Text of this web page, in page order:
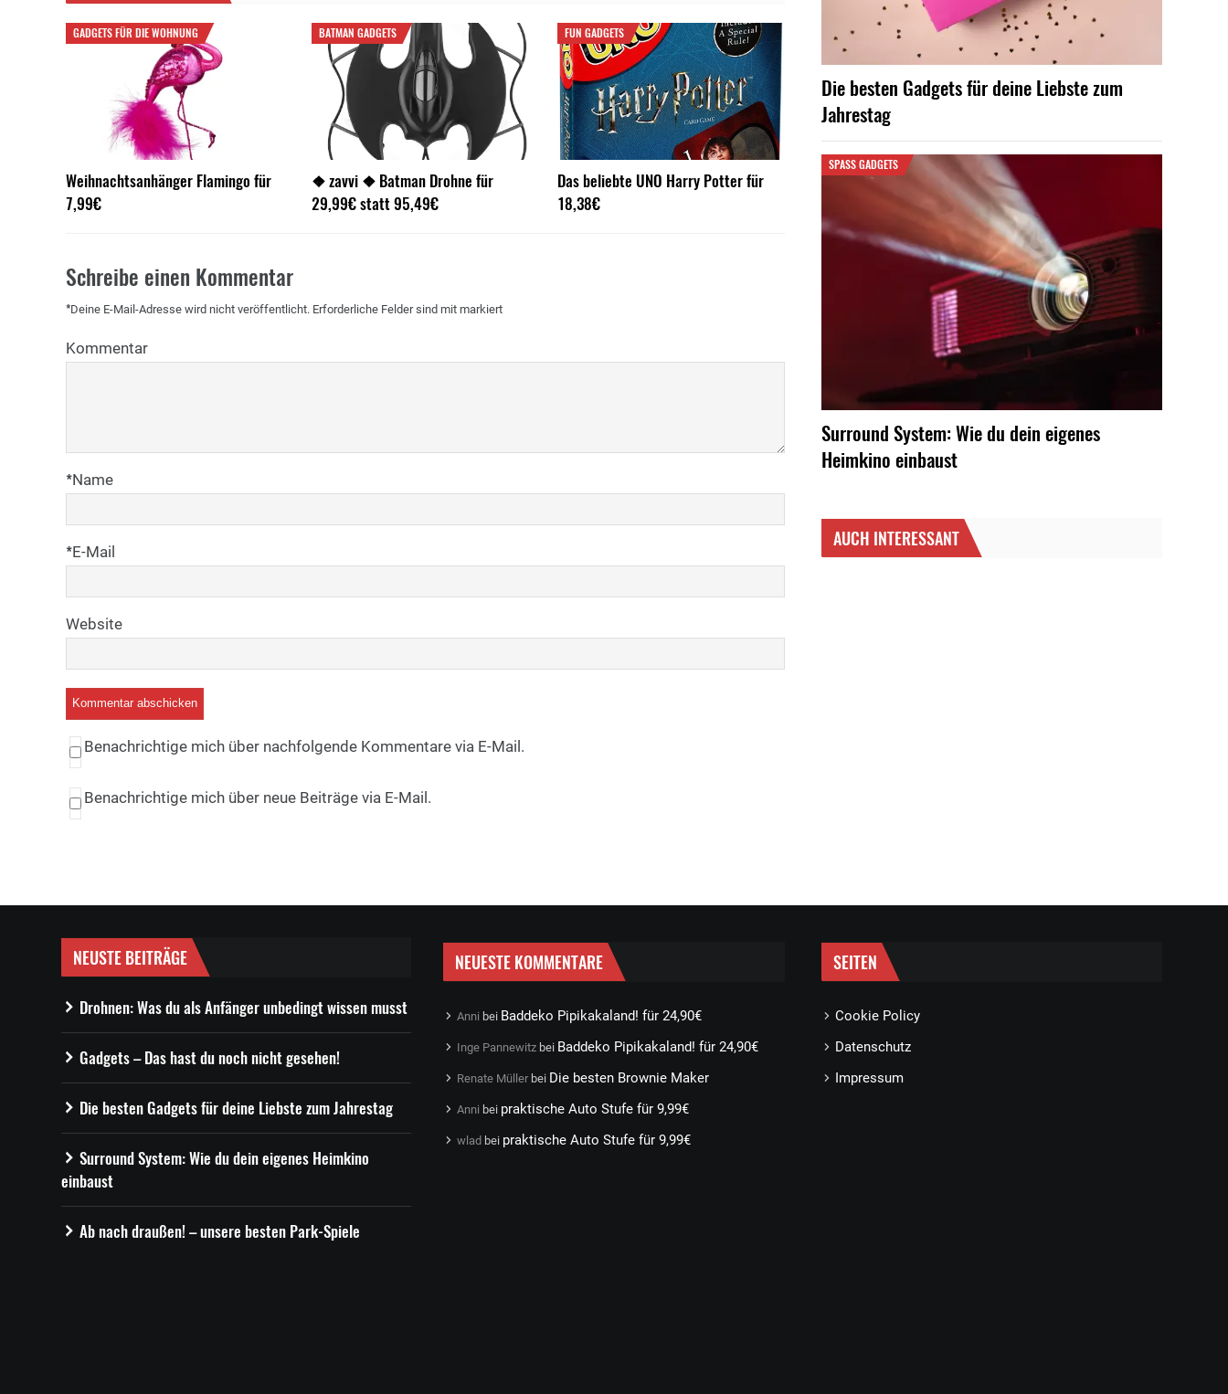
GADGETS FÜR DIE WOHNUNG
Weihnachtsanhänger Flamingo für
7,99€
BATMAN GADGETS
❖ zavvi ❖ Batman Drohne für
29,99€ statt 95,49€
FUN GADGETS
Das beliebte UNO Harry Potter für
18,38€
Schreibe einen Kommentar
Deine E-Mail-Adresse wird nicht veröffentlicht. Erforderliche Felder sind mit
* markiert
Kommentar
Name
*
E-Mail
*
Website
Benachrichtige mich über nachfolgende Kommentare via E-Mail.
Benachrichtige mich über neue Beiträge via E-Mail.
Die besten Gadgets für deine Liebste zum
Jahrestag
SPASS GADGETS
Surround System: Wie du dein eigenes
Heimkino einbaust
AUCH INTERESSANT
NEUSTE BEITRÄGE
Drohnen: Was du als Anfänger unbedingt wissen musst
Gadgets – Das hast du noch nicht gesehen!
Die besten Gadgets für deine Liebste zum Jahrestag
Surround System: Wie du dein eigenes Heimkino
einbaust
Ab nach draußen! – unsere besten Park-Spiele
NEUESTE KOMMENTARE
Anni bei Baddeko Pipikakaland! für 24,90€
Inge Pannewitz bei Baddeko Pipikakaland! für 24,90€
Renate Müller bei Die besten Brownie Maker
Anni bei praktische Auto Stufe für 9,99€
wlad bei praktische Auto Stufe für 9,99€
SEITEN
Cookie Policy
Datenschutz
Impressum